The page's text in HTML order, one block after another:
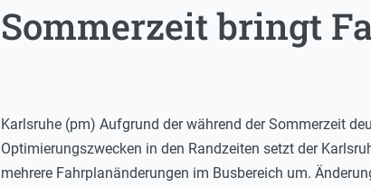
Sommerzeit bringt
Karlsruhe (pm) Aufgrund der während der Sommerzeit
Optimierungszwecken in den Randzeiten setzt der
mehrere Fahrplanänderungen im Busbereich um.